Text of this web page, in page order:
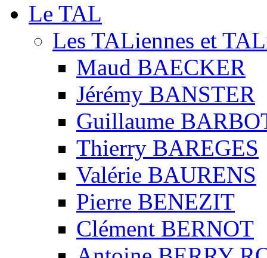
Le TAL
Les TALiennes et
Maud BAECKER
Jérémy BANSTER
Guillaume
Thierry BAREGES
Valérie BAURENS
Pierre BENEZIT
Clément BERNOT